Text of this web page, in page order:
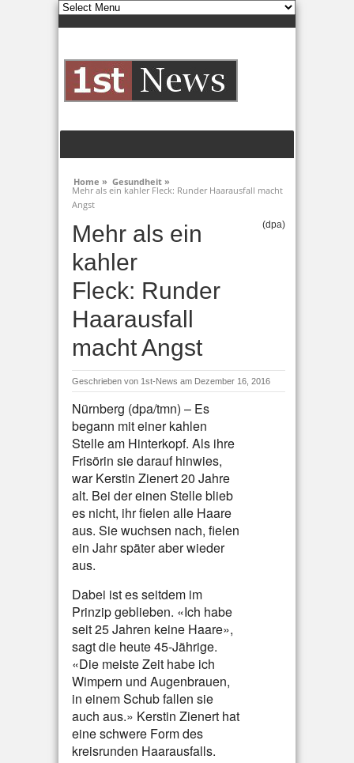
Home » Gesundheit »
Mehr als ein kahler Fleck: Runder Haarausfall macht
Angst
Mehr als ein
kahler
Fleck: Runder
Haarausfall
macht Angst
(dpa)
Geschrieben von 1st-News am Dezember 16, 2016
Nürnberg (dpa/tmn) – Es
begann mit einer kahlen
Stelle am Hinterkopf. Als ihre
Frisörin sie darauf hinwies,
war Kerstin Zienert 20 Jahre
alt. Bei der einen Stelle blieb
es nicht, ihr fielen alle Haare
aus. Sie wuchsen nach, fielen
ein Jahr später aber wieder
aus.
Dabei ist es seitdem im
Prinzip geblieben. «Ich habe
seit 25 Jahren keine Haare»,
sagt die heute 45-Jährige.
«Die meiste Zeit habe ich
Wimpern und Augenbrauen,
in einem Schub fallen sie
auch aus.» Kerstin Zienert hat
eine schwere Form des
kreisrunden Haarausfalls.